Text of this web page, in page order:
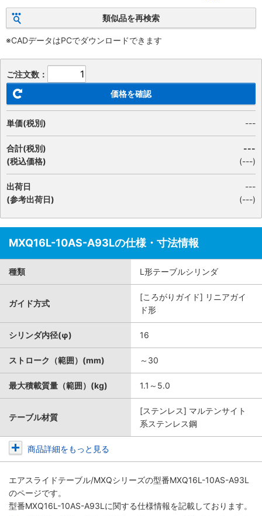
類似品を再検索
※CADデータはPCでダウンロードできます
ご注文数：
価格を確認
単価(税別) ---
合計(税別)
(税込価格)
---
(---)
出荷日
(参考出荷日)
---
(---)
MXQ16L-10AS-A93Lの仕様・寸法情報
種類 L形テーブルシリンダ
ガイド方式
[ころがりガイド] リニアガイ
ド形
シリンダ内径(φ) 16
ストローク（範囲）(mm) ～30
最大積載質量（範囲）(kg) 1.1～5.0
テーブル材質
[ステンレス] マルテンサイト
系ステンレス鋼
商品詳細をもっと見る
エアスライドテーブル/MXQシリーズの型番MXQ16L-10AS-A93L
のページです。
型番MXQ16L-10AS-A93Lに関する仕様情報を記載しております。